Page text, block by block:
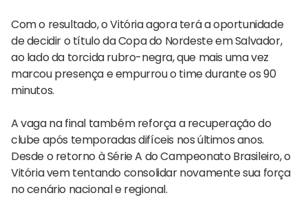
Com o resultado, o Vitória agora terá a oportunidade
de decidir o título da Copa do Nordeste em Salvador,
ao lado da torcida rubro-negra, que mais uma vez
marcou presença e empurrou o time durante os 90
minutos.
A vaga na final também reforça a recuperação do
clube após temporadas difíceis nos últimos anos.
Desde o retorno à Série A do Campeonato Brasileiro, o
Vitória vem tentando consolidar novamente sua força
no cenário nacional e regional.